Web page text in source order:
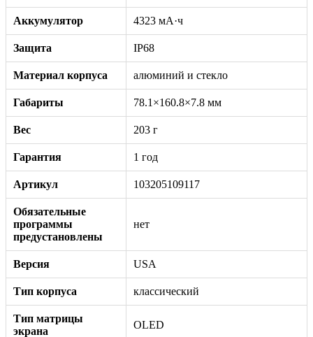
Аккумулятор 4323 мА·ч
Защита IP68
Материал корпуса алюминий и стекло
Габариты 78.1×160.8×7.8 мм
Вес 203 г
Гарантия 1 год
Артикул 103205109117
Обязательные
программы
предустановлены
нет
Версия USA
Тип корпуса классический
Тип матрицы
экрана
OLED